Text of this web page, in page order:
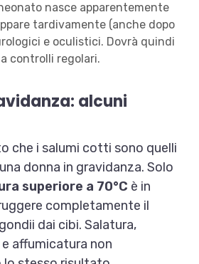
nasce apparentemente
tardivamente (anche dopo
e oculistici. Dovrà quindi
controlli regolari.
alcuni
che i salumi cotti sono quelli
donna in gravidanza. Solo
superiore a 70°C è in
completamente il
dai cibi. Salatura,
affumicatura non